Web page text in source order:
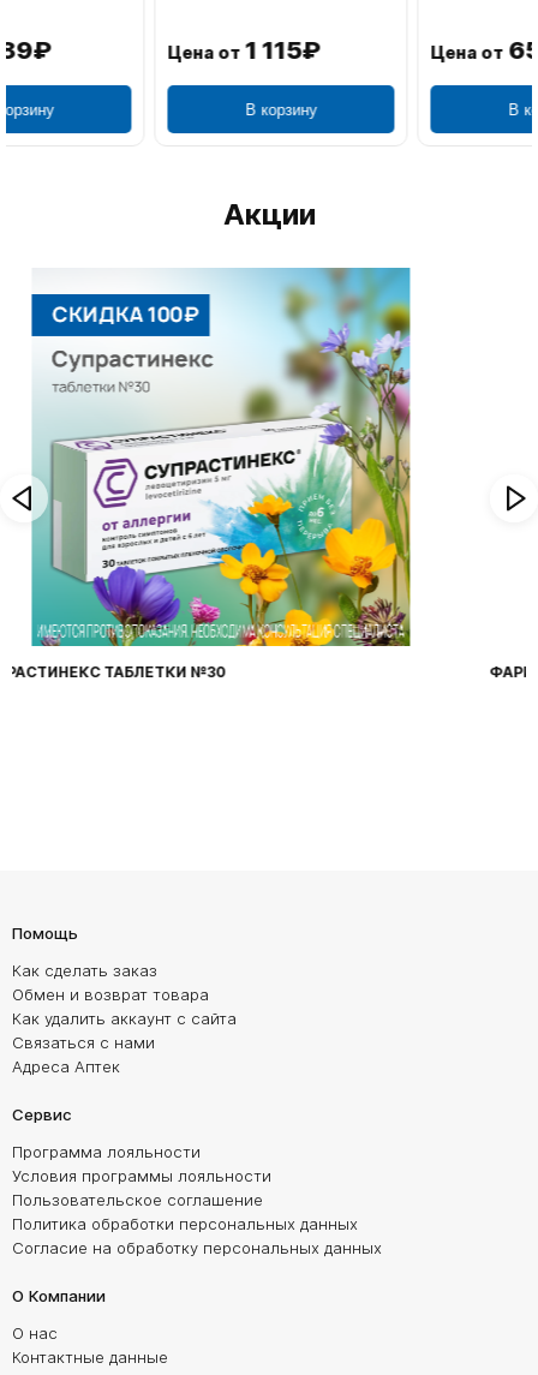
Цена от 1 115₽ Цена от 656₽
Акции
ФАРИНГОСЕПТ ТАБЛЕТКИ №20
Помощь
Как сделать заказ
Обмен и возврат товара
Как удалить аккаунт с сайта
Связаться с нами
Адреса Аптек
Сервис
Программа лояльности
Условия программы лояльности
Пользовательское соглашение
Политика обработки персональных данных
Согласие на обработку персональных данных
О Компании
О нас
Контактные данные